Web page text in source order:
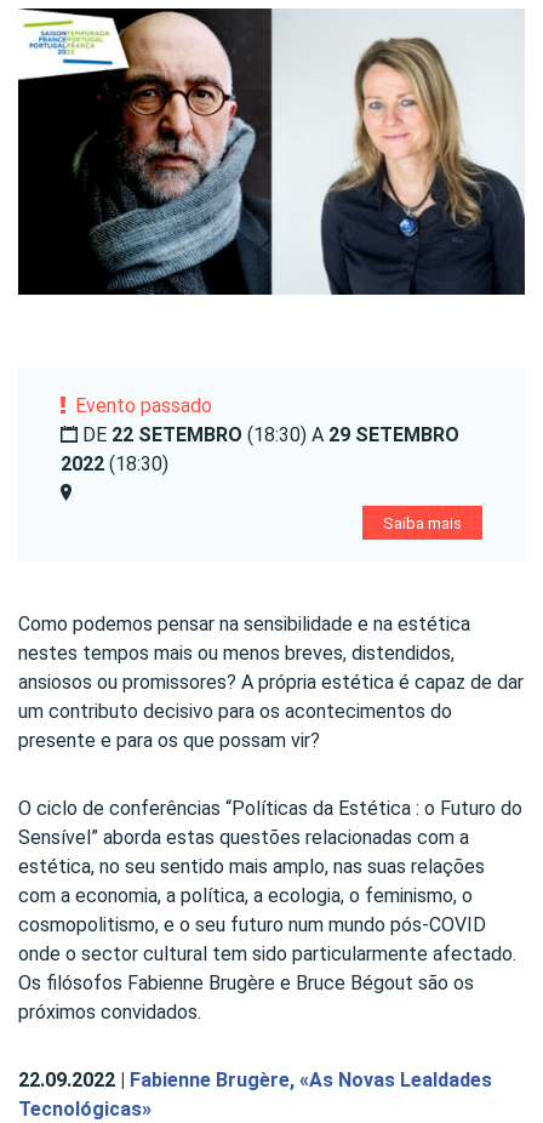
Evento passado
DE 22 SETEMBRO (18:30) A 29 SETEMBRO
2022 (18:30)
Saiba mais
Como podemos pensar na sensibilidade e na estética
nestes tempos mais ou menos breves, distendidos,
ansiosos ou promissores? A própria estética é capaz de dar
um contributo decisivo para os acontecimentos do
presente e para os que possam vir?
O ciclo de conferências “Políticas da Estética : o Futuro do
Sensível” aborda estas questões relacionadas com a
estética, no seu sentido mais amplo, nas suas relações
com a economia, a política, a ecologia, o feminismo, o
cosmopolitismo, e o seu futuro num mundo pós-COVID
onde o sector cultural tem sido particularmente afectado.
Os filósofos Fabienne Brugère e Bruce Bégout são os
próximos convidados.
22.09.2022 |
Fabienne Brugère, «As Novas Lealdades
Tecnológicas»